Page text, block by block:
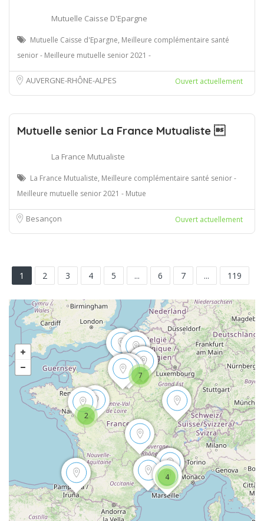
Mutuelle Caisse D'Epargne
Mutuelle Caisse d'Epargne, Meilleure complémentaire santé
senior - Meilleure mutuelle senior 2021 -
AUVERGNE-RHÔNE-ALPES Ouvert actuellement
Mutuelle senior La France Mutualiste 
La France Mutualiste
La France Mutualiste, Meilleure complémentaire santé senior -
Meilleure mutuelle senior 2021 - Mutue
Besançon Ouvert actuellement
1 2 3 4 5 ... 6 7 ... 119
4
2
7